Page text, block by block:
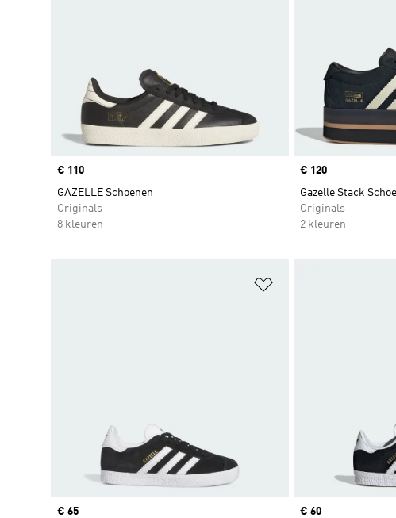
Price
€ 110
GAZELLE Schoenen
Originals
8 kleuren
Price
€ 120
Gazelle Stack
Originals
2 kleuren
Price
€ 65
Price
€ 60